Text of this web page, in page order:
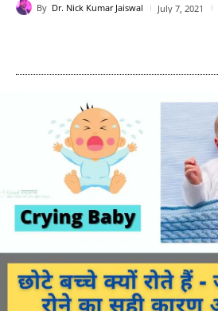
By Dr. Nick Kumar Jaiswal July 7, 2021